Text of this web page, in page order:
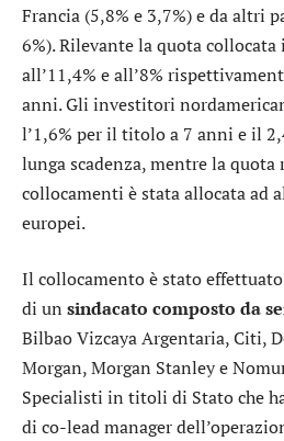
Francia (5,8% e 3,7%) e da altri
6%). Rilevante la quota collocata
all’11,4% e all’8%
anni. Gli investitori
l’1,6% per il titolo a 7 anni e il
lunga scadenza, mentre la quota
collocamenti è stata allocata ad
europei.
Il collocamento è stato
di un sindacato composto da
Bilbao Vizcaya Argentaria,Citi,
Morgan,Morgan Stanleye
Specialisti in titoli di Stato che
di co-lead manager